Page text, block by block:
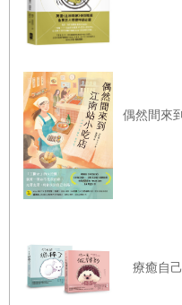
是友。這種能力在語言尚
猜測來判斷他人內心的原
然而，隨著語言的誕生、
至超越血緣的巨大群體後
地複雜起來。內心的感受
的話與背後說的話也可能
鬥爭而合作，更需要為了
感覺與猜測，我們需要一
心，這就是透過反思與對
偶然間來
療癒自